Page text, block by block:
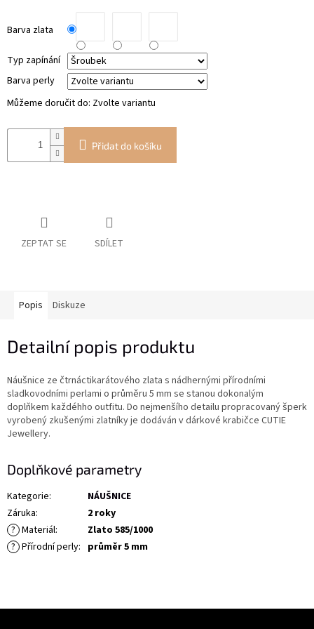
Barva zlata
Typ zapínání
Barva perly
Můžeme doručit do: Zvolte variantu
Přidat do košíku
ZEPTAT SE SDÍLET
Popis Diskuze
Detailní popis produktu
Náušnice ze čtrnáctikarátového zlata s nádhernými přírodními
sladkovodními perlami o průměru 5 mm se stanou dokonalým
doplňkem každéhho outfitu. Do nejmenšího detailu propracovaný šperk
vyrobený zkušenými zlatníky je dodáván v dárkové krabičce CUTIE
Jewellery.
Doplňkové parametry
Kategorie:
NÁUŠNICE
Záruka:
2 roky
? Materiál:
Zlato 585/1000
? Přírodní perly: průměr 5 mm